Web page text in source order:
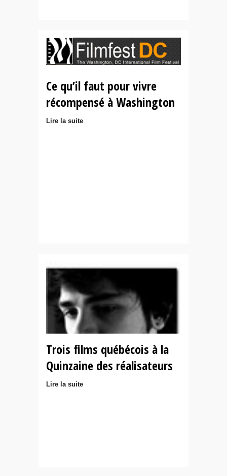
Ce qu’il faut pour vivre
récompensé à Washington
Lire la suite
Trois films québécois à la
Quinzaine des réalisateurs
Lire la suite